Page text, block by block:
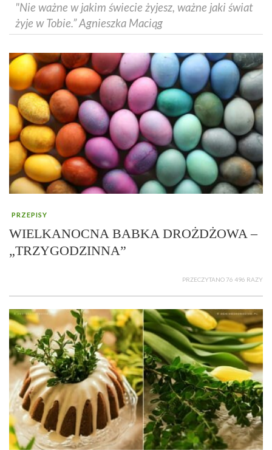
"Nie ważne w jakim świecie żyjesz, ważne jaki świat
żyje w Tobie.” Agnieszka Maciąg
PRZEPISY
WIELKANOCNA BABKA DROŻDŻOWA –
„TRZYGODZINNA”
PRZECZYTANO 76 496 RAZY